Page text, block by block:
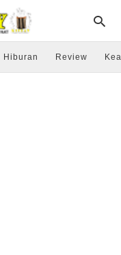
Hiburan Review